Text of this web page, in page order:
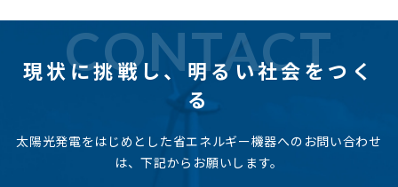
CONTACT
現状に挑戦し、明るい社会をつく
る
太陽光発電をはじめとした省エネルギー機器へのお問い合わせ
は、下記からお願いします。